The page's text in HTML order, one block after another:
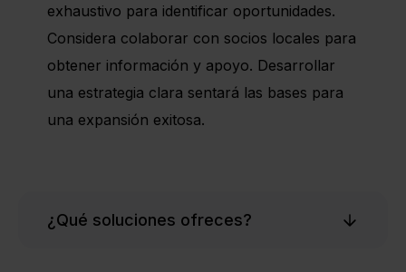
exhaustivo para identificar oportunidades.
Considera colaborar con socios locales para
obtener información y apoyo. Desarrollar
una estrategia clara sentará las bases para
una expansión exitosa.
¿Qué soluciones ofreces?